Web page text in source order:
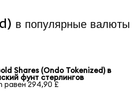
в популярные валюты
Shares (Ondo Tokenized) в
фунт стерлингов
равен 294,90 £